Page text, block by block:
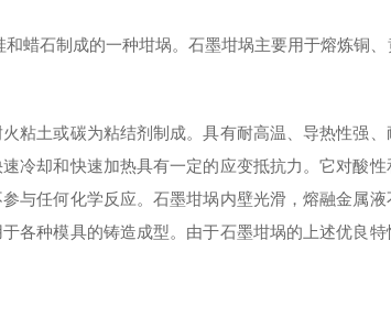
蜡石制成的一种坩埚。石墨坩埚主要用于熔炼铜
粘土或碳为粘结剂制成。具有耐高温、导热性强
冷却和快速加热具有一定的应变抵抗力。它对酸
与任何化学反应。石墨坩埚内壁光滑，熔融金属
各种模具的铸造成型。由于石墨坩埚的上述优良